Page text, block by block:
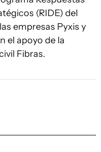
(RIDE) del
empresas Pyxis y
el apoyo de la
Fibras.